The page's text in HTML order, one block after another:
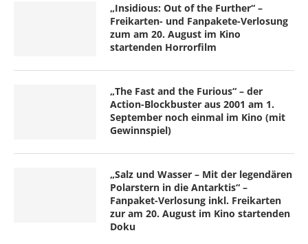
„Insidious: Out of the Further“ –
Freikarten- und Fanpakete-Verlosung
zum am 20. August im Kino
startenden Horrorfilm
„The Fast and the Furious“ – der
Action-Blockbuster aus 2001 am 1.
September noch einmal im Kino (mit
Gewinnspiel)
„Salz und Wasser – Mit der legendären
Polarstern in die Antarktis“ –
Fanpaket-Verlosung inkl. Freikarten
zur am 20. August im Kino startenden
Doku